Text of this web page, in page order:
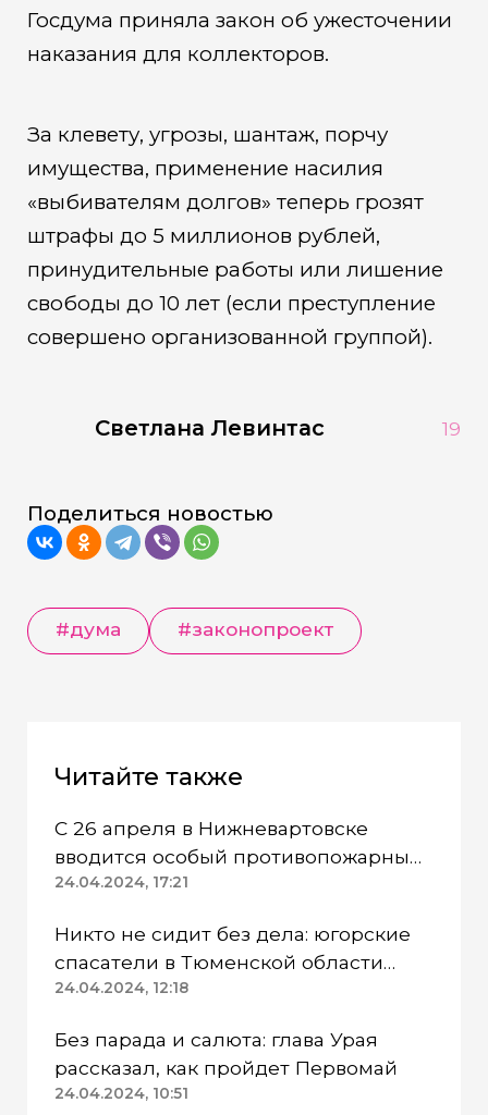
Госдума приняла закон об ужесточении
наказания для коллекторов.
За клевету, угрозы, шантаж, порчу
имущества, применение насилия
«выбивателям долгов» теперь грозят
штрафы до 5 миллионов рублей,
принудительные работы или лишение
свободы до 10 лет (если преступление
совершено организованной группой).
Светлана Левинтас 19
Поделиться новостью
#дума #законопроект
Читайте также
С 26 апреля в Нижневартовске
вводится особый противопожарный
режим
24.04.2024, 17:21
Никто не сидит без дела: югорские
спасатели в Тюменской области
работают в две смены
24.04.2024, 12:18
Без парада и салюта: глава Урая
рассказал, как пройдет Первомай
24.04.2024, 10:51